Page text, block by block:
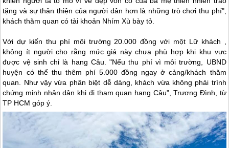
tặng và sự thân thiện của người dân hơn là những trò chơi thu phí",
khách thăm quan có tài khoản Nhím Xù bày tỏ.
Với dự kiến thu phí môi trường 20.000 đồng với một Lữ khách ,
không ít người cho rằng mức giá này chưa phù hợp khi khu vực
được vệ sinh chỉ là hang Câu. "Nếu thu phí vì môi trường, UBND
huyện có thể thu thêm phí 5.000 đồng ngay ở cảng/khách thăm
quan. Như vậy vừa phân biệt dễ dàng, khách vừa không phải trình
chứng minh nhân dân khi đi tham quan hang Câu", Trương Đình, từ
TP HCM góp ý.